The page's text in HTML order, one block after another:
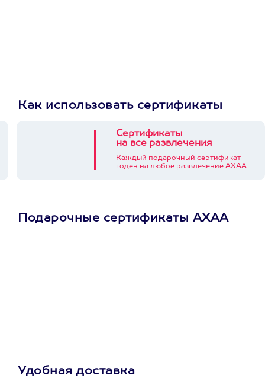
Как использовать сертификаты
Сертификаты
на все развлечения
Каждый подарочный сертификат
годен на любое развлечение АХАА
Подарочные сертификаты АХАА
Удобная доставка